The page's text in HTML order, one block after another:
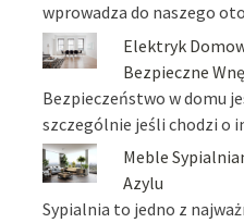
wprowadza do naszego
Elektryk
Bezpieczne
Bezpieczeństwo w domu
szczególnie jeśli chodzi o
Meble
Azylu
Sypialnia to jedno z